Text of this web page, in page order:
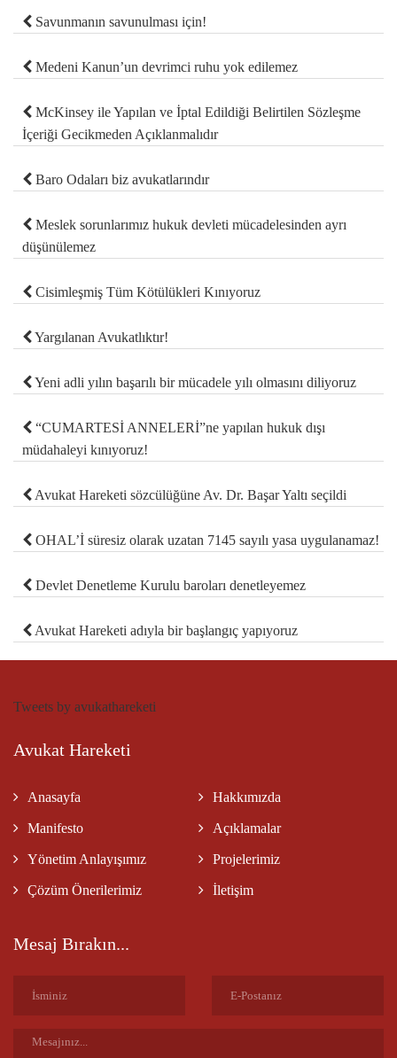
Savunmanın savunulması için!
Medeni Kanun’un devrimci ruhu yok edilemez
McKinsey ile Yapılan ve İptal Edildiği Belirtilen Sözleşme
İçeriği Gecikmeden Açıklanmalıdır
Baro Odaları biz avukatlarındır
Meslek sorunlarımız hukuk devleti mücadelesinden ayrı
düşünülemez
Cisimleşmiş Tüm Kötülükleri Kınıyoruz
Yargılanan Avukatlıktır!
Yeni adli yılın başarılı bir mücadele yılı olmasını diliyoruz
“CUMARTESİ ANNELERİ”ne yapılan hukuk dışı
müdahaleyi kınıyoruz!
Avukat Hareketi sözcülüğüne Av. Dr. Başar Yaltı seçildi
OHAL’İ süresiz olarak uzatan 7145 sayılı yasa uygulanamaz!
Devlet Denetleme Kurulu baroları denetleyemez
Avukat Hareketi adıyla bir başlangıç yapıyoruz
Tweets by avukathareketi
Avukat Hareketi
Anasayfa Hakkımızda
Manifesto Açıklamalar
Yönetim Anlayışımız Projelerimiz
Çözüm Önerilerimiz İletişim
Mesaj Bırakın...